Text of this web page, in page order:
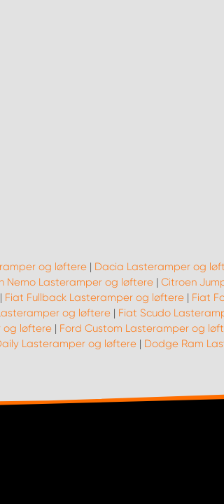
og løftere| Dacia Lasteramper og
Nemo Lasteramper og løftere| Citroen
Fiat Fullback Lasteramper og løftere| Fiat
og løftere | Fiat Scudo
og løftere | Ford Custom Lasteramper og
Lasteramper og løftere | Dodge Ram